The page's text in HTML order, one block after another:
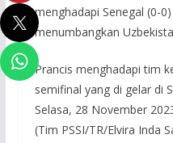
menghadapi Senegal (0-
menumbangkan
Prancis menghadapi tim
semifinal yang di gelar di
Selasa, 28 November
(Tim PSSI/TR/Elvira Inda